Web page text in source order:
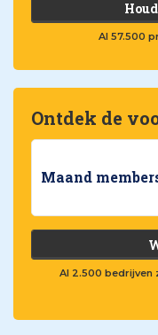
Al 57.500
Ontdek de
Maand
Al 2.500 bedrijven